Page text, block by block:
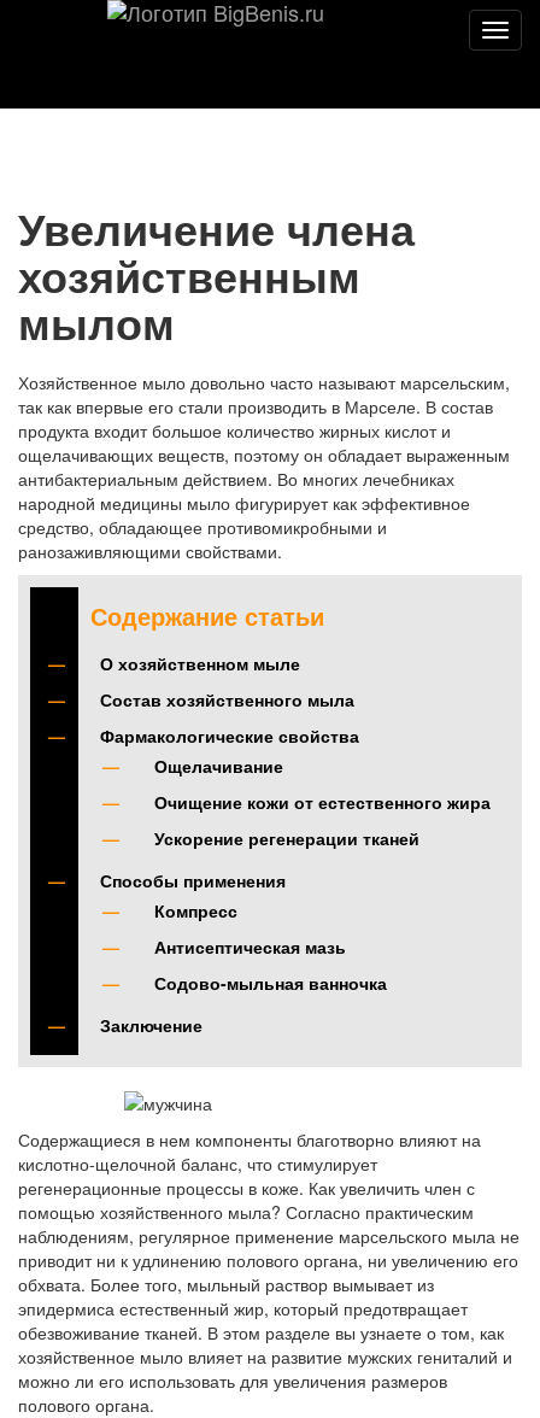
Меню
Увеличение члена
хозяйственным
мылом
Хозяйственное мыло довольно часто называют марсельским,
так как впервые его стали производить в Марселе. В состав
продукта входит большое количество жирных кислот и
ощелачивающих веществ, поэтому он обладает выраженным
антибактериальным действием. Во многих лечебниках
народной медицины мыло фигурирует как эффективное
средство, обладающее противомикробными и
ранозаживляющими свойствами.
Содержание статьи
О хозяйственном мыле
Состав хозяйственного мыла
Фармакологические свойства
Ощелачивание
Очищение кожи от естественного жира
Ускорение регенерации тканей
Способы применения
Компресс
Антисептическая мазь
Содово-мыльная ванночка
Заключение
Содержащиеся в нем компоненты благотворно влияют на
кислотно-щелочной баланс, что стимулирует
регенерационные процессы в коже. Как увеличить член с
помощью хозяйственного мыла? Согласно практическим
наблюдениям, регулярное применение марсельского мыла не
приводит ни к удлинению полового органа, ни увеличению его
обхвата. Более того, мыльный раствор вымывает из
эпидермиса естественный жир, который предотвращает
обезвоживание тканей. В этом разделе вы узнаете о том, как
хозяйственное мыло влияет на развитие мужских гениталий и
можно ли его использовать для увеличения размеров
полового органа.